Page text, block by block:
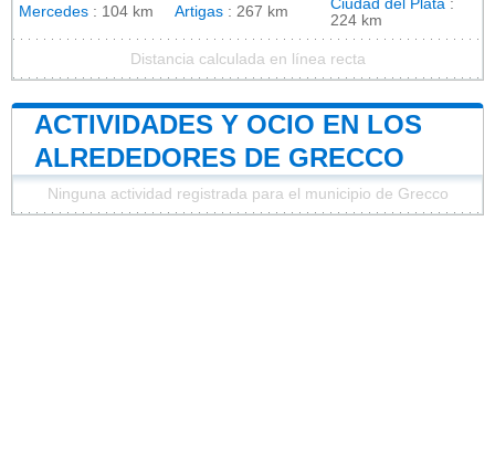
Mercedes : 104 km Artigas : 267 km Ciudad del Plata :
224 km
Distancia calculada en línea recta
ACTIVIDADES Y OCIO EN LOS
ALREDEDORES DE GRECCO
Ninguna actividad registrada para el municipio de Grecco